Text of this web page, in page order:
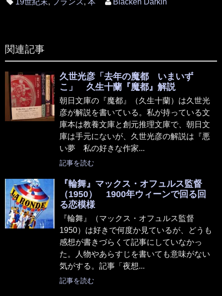
19世紀末, フランス, 本 Blacken Darkin
関連記事
久世光彦「去年の魔都 いまいず
こ」 久生十蘭『魔都』解説
朝日文庫の『魔都』（久生十蘭）は久世光
彦が解説を書いている。私が持っている文
庫本は教養文庫と創元推理文庫で、朝日文
庫は手元にないが、久世光彦の解説は『悪
い夢 私の好きな作家...
記事を読む
『輪舞』マックス・オフュルス監督
（1950） 1900年ウィーンで回る回
る恋模様
『輪舞』（マックス・オフュルス監督
1950）は好きで何度か見ているが、どうも
感想が書きづらくて記事にしていなかっ
た。人物やあらすじを書いても意味がない
気がする。記事「夜想...
記事を読む